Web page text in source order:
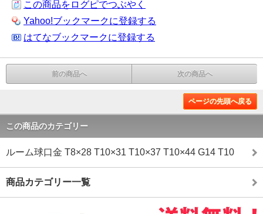
この商品をログピでつぶやく
Yahoo!ブックマークに登録する
はてなブックマークに登録する
前の商品へ 次の商品へ
ページの先頭へ戻る
この商品のカテゴリー
ルーム球口金 T8×28 T10×31 T10×37 T10×44 G14 T10
商品カテゴリー一覧